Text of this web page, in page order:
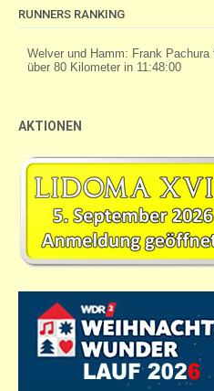
RUNNERS RANKING
AKTIONEN